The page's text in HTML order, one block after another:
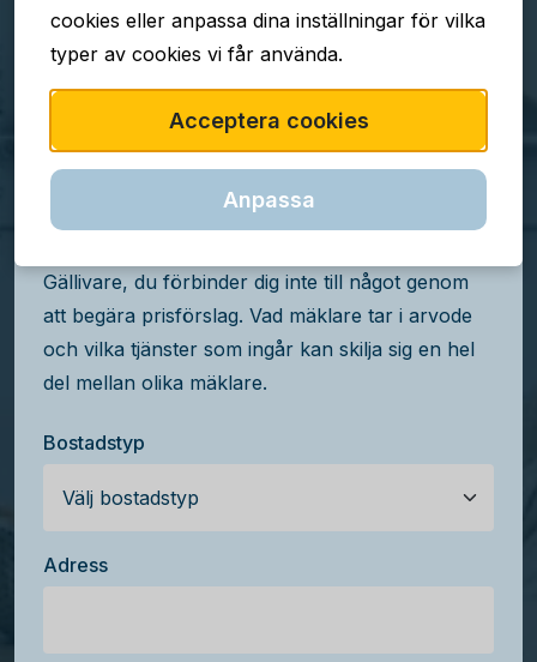
TJÄNSTEN ÄR GRATIS
Jämför mäklararvoden i
Gällivare
Gällivare, du förbinder dig inte till något genom
att begära prisförslag. Vad mäklare tar i arvode
och vilka tjänster som ingår kan skilja sig en hel
del mellan olika mäklare.
Bostadstyp
Adress
cookies eller anpassa dina inställningar för vilka
typer av cookies vi får använda.
Acceptera cookies
Anpassa